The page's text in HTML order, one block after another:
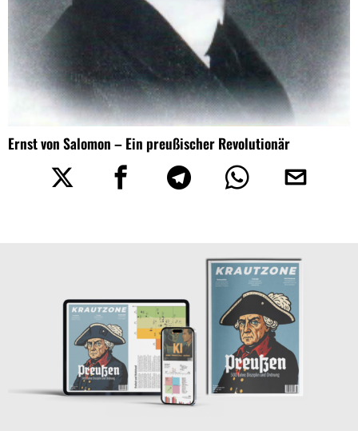
Ernst von Salomon – Ein preußischer Revolutionär